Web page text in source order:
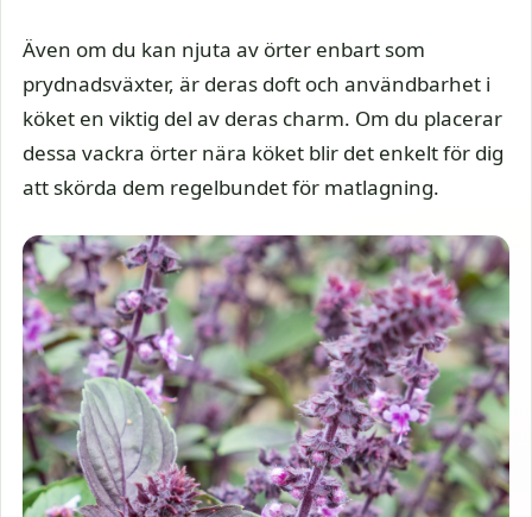
Även om du kan njuta av örter enbart som
prydnadsväxter, är deras doft och användbarhet i
köket en viktig del av deras charm. Om du placerar
dessa vackra örter nära köket blir det enkelt för dig
att skörda dem regelbundet för matlagning.